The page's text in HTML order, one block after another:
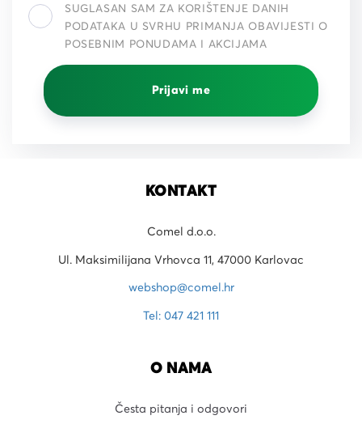
SUGLASAN SAM ZA KORIŠTENJE DANIH
PODATAKA U SVRHU PRIMANJA OBAVIJESTI O
POSEBNIM PONUDAMA I AKCIJAMA
Prijavi me
KONTAKT
Comel d.o.o.
Ul. Maksimilijana Vrhovca 11, 47000 Karlovac
webshop@comel.hr
Tel: 047 421 111
O NAMA
Česta pitanja i odgovori